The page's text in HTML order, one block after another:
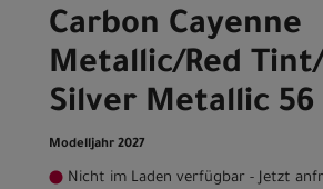
Carbon Cayenne
Metallic/Red
Silver Metallic 56
Modelljahr 2027
Nicht im Laden verfügbar - Jetzt